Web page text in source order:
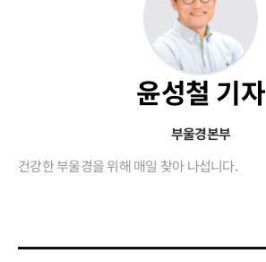
윤성철 기자
부울경본부
건강한 부울경을 위해 매일 찾아 나섭니다.